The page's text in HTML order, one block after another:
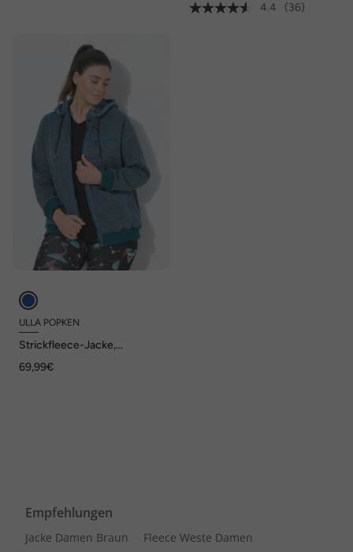
4.4
(36)
ULLA POPKEN
Strickfleece-Jacke,
69,99€
Empfehlungen
Jacke Damen Braun
Fleece Weste Damen